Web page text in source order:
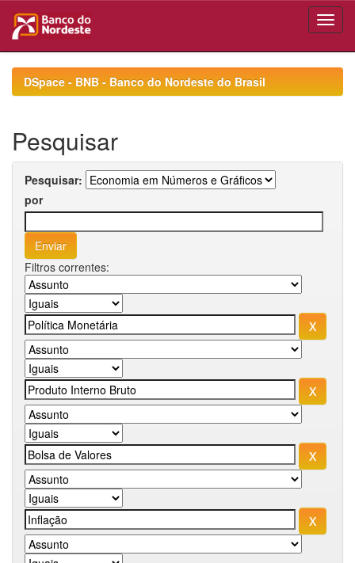
navigationDSpace - BNB - Banco do Nordeste do Brasil
Pesquisar
Pesquisar:
por
Filtros correntes: